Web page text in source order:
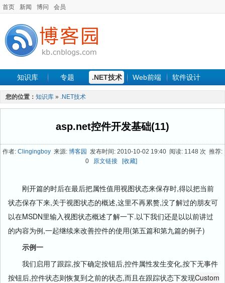
首页 新闻 博问 会员
知识库 专题 .NET技术 Web前端 软件设计
手机开发 软件工程
最新文章
您的位置： 知识库 » .NET技术
asp.net控件开发基础(11)
作者: Clingingboy 来源: 博客园 发布时间: 2010-10-02 19:40 阅读: 1148 次 推荐:
0
原文链接 [收藏]
刚开篇的时后在最后把属性值用视图状态来保存时,得以把当前
状态保存下来,关于视图状态的概述,这里不再累赘,没了解过的朋友可
以在MSDN里输入视图状态概述了解一下.以下我们还是以以前讲过
的内容为例,一起继续来改善控件的使用(第五篇和第九篇的例子)
示例一
我们启用了跟踪,按下确定按钮后,控件属性发生变化,按下无事件
按钮后,控件状态则恢复到之前的状态,而且在跟踪状态下发现Custom